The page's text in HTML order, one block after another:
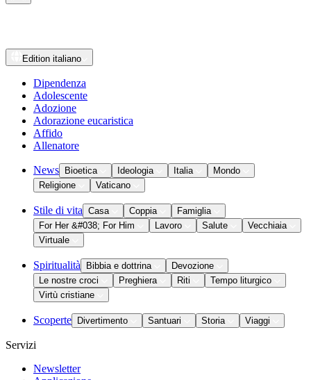
Edition italiano
Dipendenza
Adolescente
Adozione
Adorazione eucaristica
Affido
Allenatore
News Bioetica Ideologia Italia
Mondo
Religione
Vaticano
Stile di vita Casa Coppia
Famiglia
For Her &#038; For Him
Lavoro Salute
Vecchiaia
Virtuale
Spiritualità Bibbia e dottrina
Devozione
Le nostre croci
Preghiera Riti
Tempo liturgico
Virtù cristiane
Scoperte Divertimento Santuari Storia Viaggi
Servizi
Newsletter